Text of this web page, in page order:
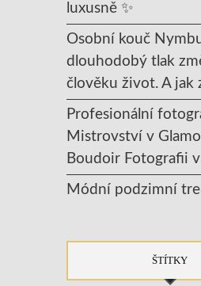
luxusně ✨
Osobní kouč
dlouhodobý tlak
člověku život. A jak
Profesionální
Mistrovství v
Boudoir Fotografii v
Módní podzimní
ŠTÍTKY